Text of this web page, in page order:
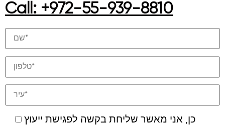
Call: +972-55-939-8810
כן, אני מאשר שליחת בקשה לפגישת ייעוץ